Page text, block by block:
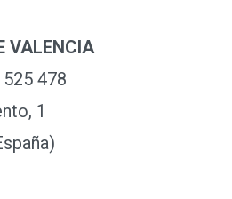
VALENCIA
478
1